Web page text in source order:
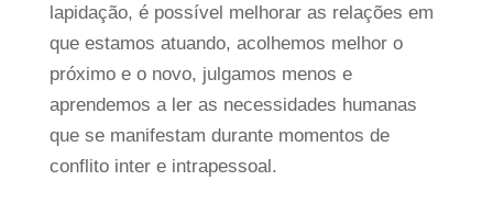
lapidação, é possível melhorar as relações em
que estamos atuando, acolhemos melhor o
próximo e o novo, julgamos menos e
aprendemos a ler as necessidades humanas
que se manifestam durante momentos de
conflito inter e intrapessoal.